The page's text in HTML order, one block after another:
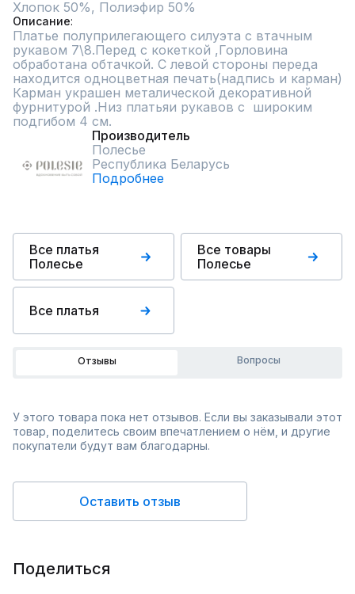
Описание
Платье полуприлегающего силуэта с втачным
рукавом 7\8.Перед с кокеткой ,Горловина
обработана обтачкой. С левой стороны переда
находится одноцветная печать(надпись и карман)
Карман украшен металической декоративной
фурнитурой .Низ платьяи рукавов с  широким
подгибом 4 см.
Производитель
Полесье
Республика Беларусь
Подробнее
Все платья
Полесье
Все товары
Полесье
Все платья
Отзывы Вопросы
У этого товара пока нет отзывов. Если вы заказывали этот
товар, поделитесь своим впечатлением о нём, и другие
покупатели будут вам благодарны.
Оставить отзыв
Поделиться